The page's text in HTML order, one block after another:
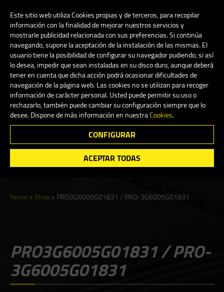
Este sitio web utiliza Cookies propias y de terceros, para recopilar
información con la finalidad de mejorar nuestros servicios y
mostrarle publicidad relacionada con sus preferencias. Si continúa
navegando, supone la aceptación de la instalación de las mismas. El
usuario tiene la posibilidad de configurar su navegador pudiendo, si así
lo desea, impedir que sean instaladas en su disco duro, aunque deberá
tener en cuenta que dicha acción podrá ocasionar dificultades de
navegación de la página web. Las cookies no se utilizan para recoger
información de carácter personal. Usted puede permitir su uso o
rechazarlo, también puede cambiar su configuración siempre que lo
desee. Dispone de más información en nuestraCookies.
CONFIGURAR
ACEPTAR TODAS
My Account
English
Shop
Search
Home>Shop>PRO3G6005G01831 / PRO-3G6005G01831
PRO3G6005G01831 / PRO-
3G6005G01831